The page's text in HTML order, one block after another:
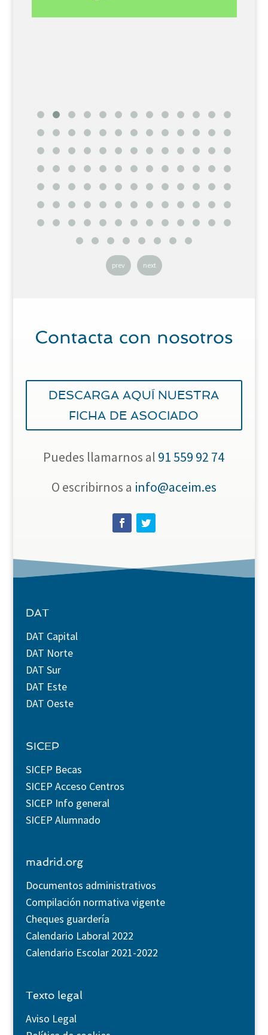
prev next
Contacta con nosotros
DESCARGA AQUÍ NUESTRA
FICHA DE ASOCIADO
Puedes llamarnos al 91 559 92 74
O escribirnos a info@aceim.es
DAT
DAT Capital
DAT Norte
DAT Sur
DAT Este
DAT Oeste
SICEP
SICEP Becas
SICEP Acceso Centros
SICEP Info general
SICEP Alumnado
madrid.org
Documentos administrativos
Compilación normativa vigente
Cheques guardería
Calendario Laboral 2022
Calendario Escolar 2021-2022
Texto legal
Aviso Legal